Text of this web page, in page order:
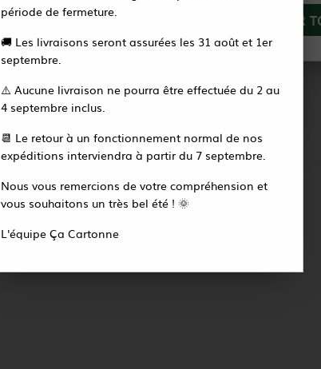
Tout refuser ACCEPTER
Vous recevrez alors un e-mail pour créer votre
nouveau mot de passe en quelques secondes.
Accéder à la page de connexion
période de fermeture.
🚚 Les livraisons seront assurées les 31 août et 1er
septembre.
⚠️ Aucune livraison ne pourra être effectuée du 2 au
4 septembre inclus.
📆 Le retour à un fonctionnement normal de nos
expéditions interviendra à partir du 7 septembre.
Nous vous remercions de votre compréhension et
vous souhaitons un très bel été ! 🌞
L'équipe Ça Cartonne